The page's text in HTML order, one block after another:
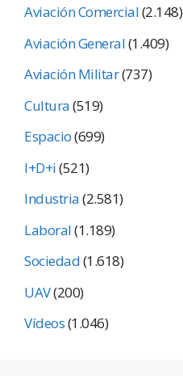
Aviación Comercial(2.148)
Aviación General(1.409)
Aviación Militar(737)
Cultura(519)
Espacio(699)
I+D+i(521)
Industria(2.581)
Laboral(1.189)
Sociedad(1.618)
UAV(200)
Vídeos(1.046)